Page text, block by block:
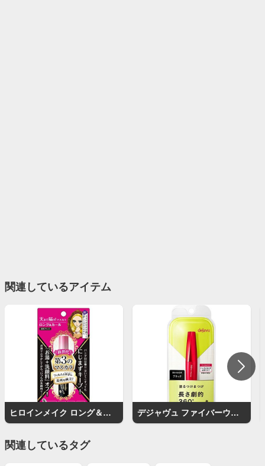
関連しているアイテム
ヒロインメイク ロング＆カールマスカラ アドバンストフィルム デジャヴュ ファイバーウィッグ ウルトラロング
関連しているタグ